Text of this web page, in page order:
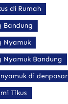
di Rumah
Bandung
Nyamuk
Nyamuk Bandung
di denpasar
Tikus